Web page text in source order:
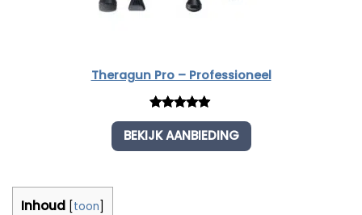
Theragun Pro – Professioneel
Rated5.00
out of 5
1
BEKIJK AANBIEDING
Inhoud [toon]